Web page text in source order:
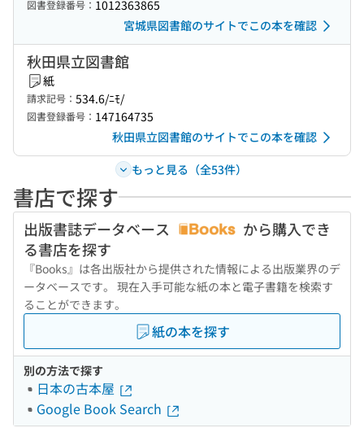
図書登録番号： 1012363865
宮城県図書館のサイトでこの本を確認
秋田県立図書館
紙
請求記号： 534.6/ﾆﾓ/
図書登録番号： 147164735
秋田県立図書館のサイトでこの本を確認
もっと見る（全53件）
書店で探す
出版書誌データベース
から購入でき
る書店を探す
『Books』は各出版社から提供された情報による出版業界のデ
ータベースです。 現在入手可能な紙の本と電子書籍を検索す
ることができます。
紙の本を探す
別の方法で探す
日本の古本屋
Google Book Search